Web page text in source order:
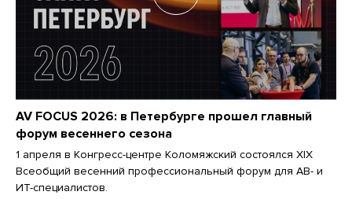
AV FOCUS 2026: в Петербурге прошел главный
форум весеннего сезона
1 апреля в Конгресс-центре Коломяжский состоялся XIX
Всеобщий весенний профессиональный форум для АВ- и
ИТ-специалистов.